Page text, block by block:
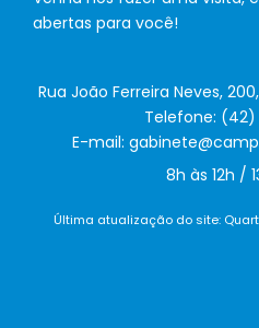
abertas para você!
Rua João Ferreira Neves,
Telefone:
E-mail:
8h às 12h /
Última atualização do site: